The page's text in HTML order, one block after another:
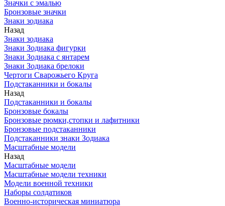
Значки с эмалью
Бронзовые значки
Знаки зодиака
Назад
Знаки зодиака
Знаки Зодиака фигурки
Знаки Зодиака с янтарем
Знаки Зодиака брелоки
Чертоги Сварожьего Круга
Подстаканники и бокалы
Назад
Подстаканники и бокалы
Бронзовые бокалы
Бронзовые рюмки,стопки и лафитники
Бронзовые подстаканники
Подстаканники знаки Зодиака
Масштабные модели
Назад
Масштабные модели
Масштабные модели техники
Модели военной техники
Наборы солдатиков
Военно-историческая миниатюра